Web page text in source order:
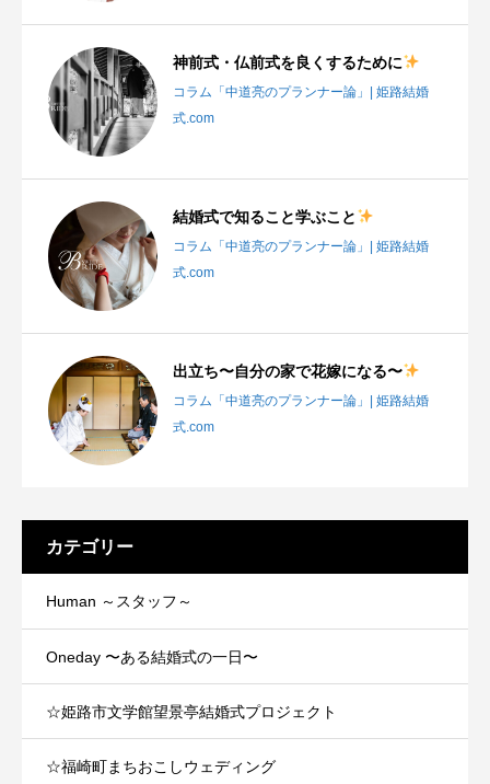
神前式・仏前式を良くするために
コラム「中道亮のプランナー論」| 姫路結婚
式.com
結婚式で知ること学ぶこと
コラム「中道亮のプランナー論」| 姫路結婚
式.com
出立ち〜自分の家で花嫁になる〜
コラム「中道亮のプランナー論」| 姫路結婚
式.com
カテゴリー
Human ～スタッフ～
Oneday 〜ある結婚式の一日〜
☆姫路市文学館望景亭結婚式プロジェクト
☆福崎町まちおこしウェディング